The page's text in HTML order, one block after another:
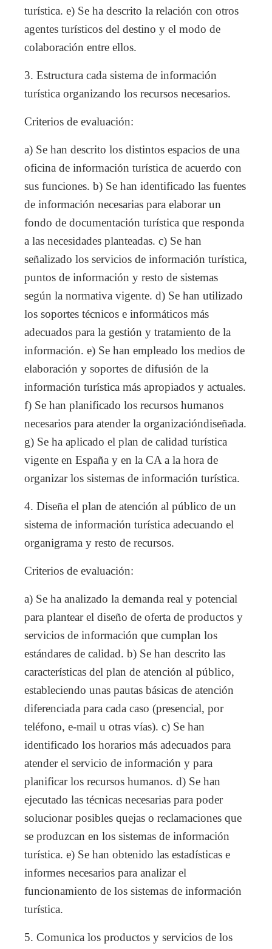
turística. e) Se ha descrito la relación con otros
agentes turísticos del destino y el modo de
colaboración entre ellos.
3. Estructura cada sistema de información
turística organizando los recursos necesarios.
Criterios de evaluación:
a) Se han descrito los distintos espacios de una
oficina de información turística de acuerdo con
sus funciones. b) Se han identificado las fuentes
de información necesarias para elaborar un
fondo de documentación turística que responda
a las necesidades planteadas. c) Se han
señalizado los servicios de información turística,
puntos de información y resto de sistemas
según la normativa vigente. d) Se han utilizado
los soportes técnicos e informáticos más
adecuados para la gestión y tratamiento de la
información. e) Se han empleado los medios de
elaboración y soportes de difusión de la
información turística más apropiados y actuales.
f) Se han planificado los recursos humanos
necesarios para atender la organizacióndiseñada.
g) Se ha aplicado el plan de calidad turística
vigente en España y en la CA a la hora de
organizar los sistemas de información turística.
4. Diseña el plan de atención al público de un
sistema de información turística adecuando el
organigrama y resto de recursos.
Criterios de evaluación:
a) Se ha analizado la demanda real y potencial
para plantear el diseño de oferta de productos y
servicios de información que cumplan los
estándares de calidad. b) Se han descrito las
características del plan de atención al público,
estableciendo unas pautas básicas de atención
diferenciada para cada caso (presencial, por
teléfono, e-mail u otras vías). c) Se han
identificado los horarios más adecuados para
atender el servicio de información y para
planificar los recursos humanos. d) Se han
ejecutado las técnicas necesarias para poder
solucionar posibles quejas o reclamaciones que
se produzcan en los sistemas de información
turística. e) Se han obtenido las estadísticas e
informes necesarios para analizar el
funcionamiento de los sistemas de información
turística.
5. Comunica los productos y servicios de los